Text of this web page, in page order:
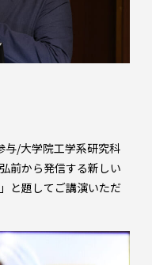
与/大学院工学系研究科
前から発信する新しい
と題してご講演いただ